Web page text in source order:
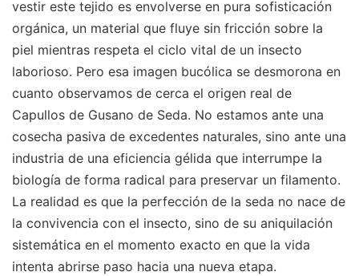
vestir este tejido es envolverse en pura sofisticación
orgánica, un material que fluye sin fricción sobre la
piel mientras respeta el ciclo vital de un insecto
laborioso. Pero esa imagen bucólica se desmorona en
cuanto observamos de cerca el origen real de
Capullos de Gusano de Seda. No estamos ante una
cosecha pasiva de excedentes naturales, sino ante una
industria de una eficiencia gélida que interrumpe la
biología de forma radical para preservar un filamento.
La realidad es que la perfección de la seda no nace de
la convivencia con el insecto, sino de su aniquilación
sistemática en el momento exacto en que la vida
intenta abrirse paso hacia una nueva etapa.